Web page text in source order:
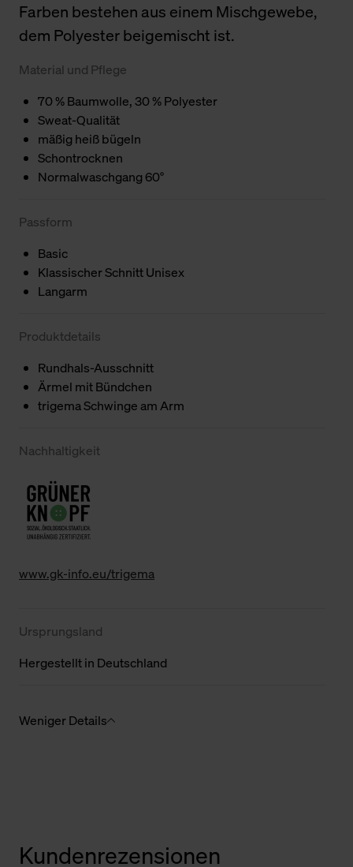
Farben bestehen aus einem Mischgewebe,
dem Polyester beigemischt ist.
Material und Pflege
70 % Baumwolle, 30 % Polyester
Sweat-Qualität
mäßig heiß bügeln
Schontrocknen
Normalwaschgang 60°
Passform
Basic
Klassischer Schnitt Unisex
Langarm
Produktdetails
Rundhals-Ausschnitt
Ärmel mit Bündchen
trigema Schwinge am Arm
Nachhaltigkeit
www.gk-info.eu/trigema
Ursprungsland
Hergestellt in Deutschland
Weniger Details
Kundenrezensionen